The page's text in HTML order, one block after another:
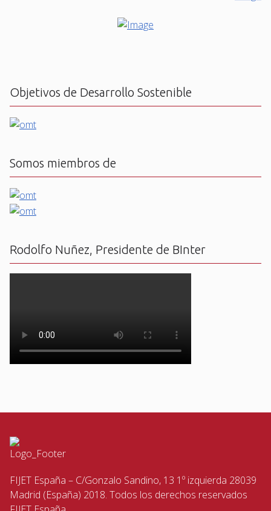
Objetivos de Desarrollo Sostenible
Somos miembros de
Rodolfo Nuñez, Presidente de BInter
FIJET España – C/Gonzalo Sandino, 13 1º izquierda 28039
Madrid (España) 2018. Todos los derechos reservados